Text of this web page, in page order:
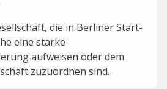
die in Berliner Start-
eine starke
aufweisen oder dem
zuzuordnen sind.